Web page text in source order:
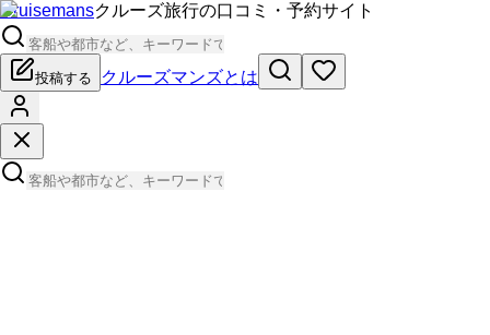
Cruisemansクルーズ旅行の口コミ・予約サイト
投稿する クルーズマンズとは